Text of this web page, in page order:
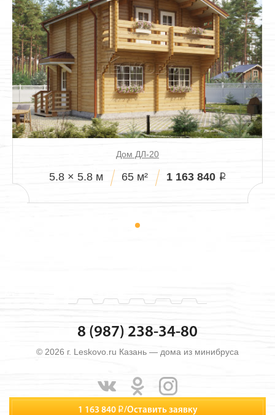
1 163 840 i/Оставить заявку
Дом ДЛ-20
5.8 × 5.8 м 65 м² 1 163 840 i
8 (987) 238-34-80
© 2026 г. Leskovo.ru Казань — дома из минибруса